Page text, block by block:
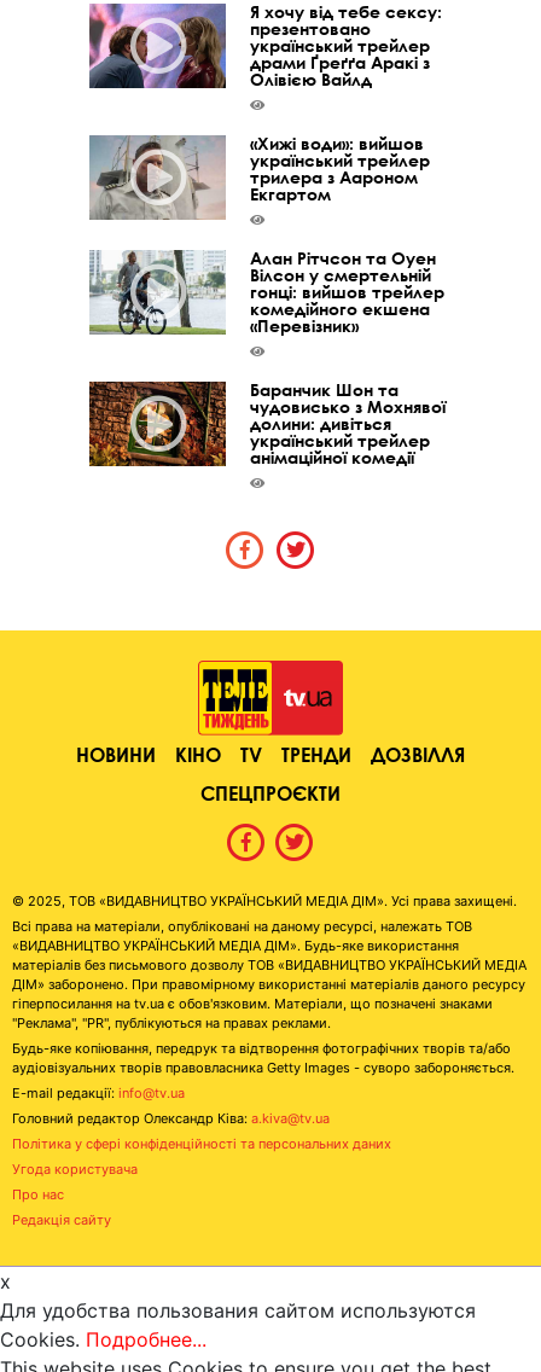
Я хочу від тебе сексу:
презентовано
український трейлер
драми Ґреґґа Аракі з
Олівією Вайлд
«Хижі води»: вийшов
український трейлер
трилера з Аароном
Екгартом
Алан Рітчсон та Оуен
Вілсон у смертельній
гонці: вийшов трейлер
комедійного екшена
«Перевізник»
Баранчик Шон та
чудовисько з Мохнявої
долини: дивіться
український трейлер
анімаційної комедії
НОВИНИ КІНО TV ТРЕНДИ
ДОЗВІЛЛЯ
СПЕЦПРОЄКТИ
© 2025, ТОВ «ВИДАВНИЦТВО УКРАЇНСЬКИЙ МЕДІА ДІМ». Усі права захищені.
Всі права на матеріали, опубліковані на даному ресурсі, належать ТОВ
«ВИДАВНИЦТВО УКРАЇНСЬКИЙ МЕДІА ДІМ». Будь-яке використання
матеріалів без письмового дозволу ТОВ «ВИДАВНИЦТВО УКРАЇНСЬКИЙ МЕДІА
ДІМ» заборонено. При правомірному використанні матеріалів даного ресурсу
гіперпосилання на tv.ua є обов'язковим. Матеріали, що позначені знаками
"Реклама", "PR", публікуються на правах реклами.
Будь-яке копіювання, передрук та відтворення фотографічних творів та/або
аудіовізуальних творів правовласника Getty Images - суворо забороняється.
E-mail редакції: info@tv.ua
Головний редактор Олександр Ківа: a.kiva@tv.ua
Політика у сфері конфіденційності та персональних даних
Угода користувача
Про нас
Редакція сайту
x
Для удобства пользования сайтом используются
Cookies. Подробнее...